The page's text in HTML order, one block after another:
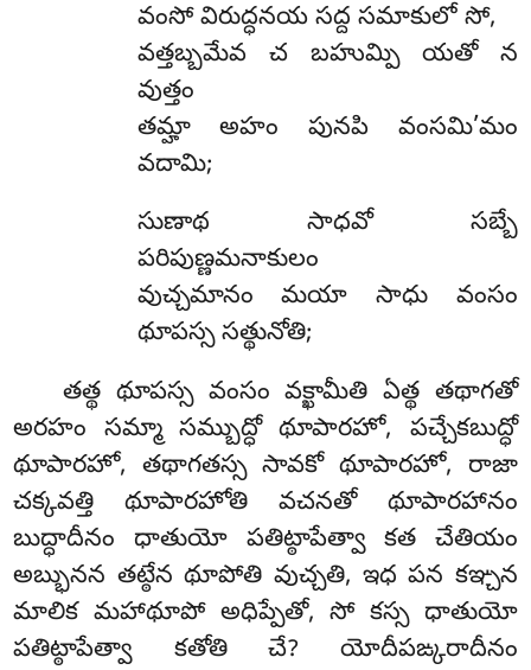
వంసో విరుద్ధనయ సద్ద సమాకులో సో,
వత్తబ్బమేవ చ బహుమ్పి యతో న
వుత్తం
తమ్హా అహం పునపి వంసమి’మం
వదామి;
సుణాథ సాధవో సబ్బే
పరిపుణ్ణమనాకులం
వుచ్చమానం మయా సాధు వంసం
థూపస్స సత్థునోతి;
తత్థ థూపస్స వంసం వక్ఖామీతి ఏత్థ తథాగతో
అరహం సమ్మా సమ్బుద్ధో థూపారహో, పచ్చేకబుద్ధో
థూపారహో, తథాగతస్స సావకో థూపారహో, రాజా
చక్కవత్తి థూపారహోతి వచనతో థూపారహానం
బుద్ధాదీనం ధాతుయో పతిట్ఠాపేత్వా కత చేతియం
అబ్భునన తట్ఠేనథూపోతి వుచ్చతి, ఇధ పన కఞ్చన
మాలిక మహాథూపో అధిప్పేతో, సో కస్స ధాతుయో
పతిట్ఠాపేత్వా కతోతి చే? యోదీపఙ్కరాదీనం